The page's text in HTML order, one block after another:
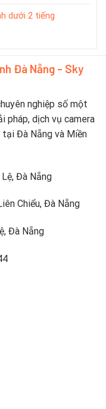
dưới 2 tiếng
Đà Nẵng - Sky
nghiệp số một
pháp, dịch vụ camera
Đà Nẵng và Miền
Đà Nẵng
Chiểu, Đà Nẵng
Đà Nẵng